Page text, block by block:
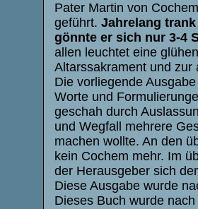
Pater Martin von
geführt. Jahrelang
gönnte er sich nur 3-4
allen leuchtet eine
Altarssakrament und zur
Die vorliegende
Worte und
geschah durch
und Wegfall mehrere
machen wollte. An den
kein Cochem mehr. Im
der Herausgeber sich
Diese Ausgabe wurde
Dieses Buch wurde